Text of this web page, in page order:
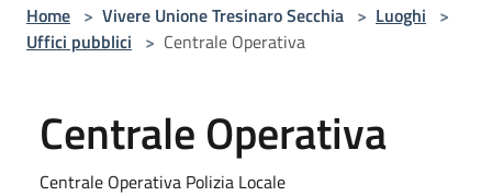
Home > Vivere Unione Tresinaro Secchia > Luoghi >
Uffici pubblici > Centrale Operativa
Centrale Operativa
Centrale Operativa Polizia Locale